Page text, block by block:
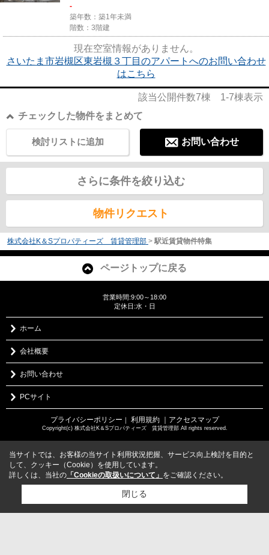
-
築年数：築1年未満
階数：3階建
現在空室情報がありません。
さいたま市岩槻区東岩槻３丁目のアパートへのお問い合わせ
はこちら
該当公開件数7棟 1-7棟表示
チェックした物件をまとめて
お問い合わせ
検討リストに追加
さらに条件を絞り込む
物件リクエスト
株式会社K＆Sプロパティーズ 賃貸管理部 > 駅近賃貸物件特集
ページトップに戻る
営業時間:9:00～18:00
定休日:水・日
ホーム
会社概要
お問い合わせ
PCサイト
プライバシーポリシー ｜ 利用規約 ｜アクセスマップ
Copyright(c) 株式会社K＆Sプロパティーズ 賃貸管理部 All rights reserved.
当サイトでは、お客様の当サイト利用状況把握、サービス向上検討を目的と
して、クッキー（Cookie）を使用しています。
詳しくは、当社の 「Cookieの取扱いについて」 をご確認ください。
閉じる